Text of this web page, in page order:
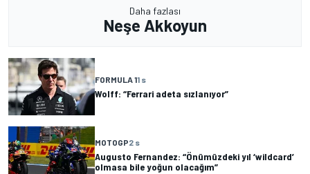
Daha fazlası
Neşe Akkoyun
FORMULA 11 s
Wolff: “Ferrari adeta sızlanıyor”
MOTOGP2 s
Augusto Fernandez: “Önümüzdeki yıl ‘wildcard’
olmasa bile yoğun olacağım”